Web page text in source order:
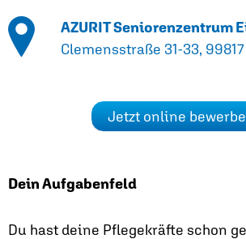
AZURIT Seniorenzentrum
Clemensstraße 31-33,
Jetzt online
Dein Aufgabenfeld
Du hast deine Pflegekräfte schon